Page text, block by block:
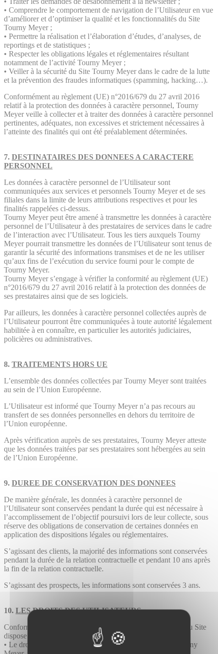
• Comprendre le comportement de navigation de l’Utilisateur en vue
d’améliorer et d’optimiser la qualité et les fonctionnalités du Site
Tourny Meyer ;
• Permettre la réalisation et l’élaboration d’études, d’analyses, de
reportings et de statistiques ;
• Respecter les obligations légales et réglementaires résultant
notamment de l’activité Tourny Meyer ;
• Veiller à la sécurité du Site Tourny Meyer dans le cadre de la lutte
et la prévention des fraudes informatiques (spamming, hacking…).
Conformément au règlement (UE) n°2016/679 du 27 avril 2016
relatif à la protection des données à caractère personnel, Tourny
Meyer veille à collecter et à traiter des données à caractère personnel
pertinentes, adéquates, non excessives et strictement nécessaires à
l’atteinte des finalités qui ont été préalablement déterminées.
7. DESTINATAIRES DES DONNEES A CARACTERE
PERSONNEL
Les données à caractère personnel de l’Utilisateur sont
communiquées aux services et personnels Tourny Meyer et de ses
filiales dans la limite de leurs attributions respectives et pour les
finalités rappelées ci-dessus.
Tourny Meyer peut être amené à transmettre les données à caractère
personnel de l’Utilisateur à des prestataires de services dans le cadre
de l’interaction avec l’Utilisateur. Tous les tiers auxquels Tourny
Meyer pourrait transmettre les données de l’Utilisateur sont tenus de
garantir la sécurité des informations transmises et de ne les utiliser
qu’aux fins de l’exécution du service fourni pour le compte de
Tourny Meyer.
Tourny Meyer s’engage à vérifier la conformité au règlement (UE)
n°2016/679 du 27 avril 2016 relatif à la protection des données de
ses prestataires ainsi que de ses logiciels.
Par ailleurs, les données à caractère personnel collectées auprès de
l’Utilisateur pourront être communiquées à toute autorité légalement
habilitée à en connaître, en particulier les autorités judiciaires,
policières ou administratives.
8. TRAITEMENTS HORS UE
L’ensemble des données collectées par Tourny Meyer sont traitées
au sein de l’Union Européenne.
L’Utilisateur est informé que Tourny Meyer n’a pas recours au
transfert de ses données personnelles en dehors du territoire de
l’Union européenne.
Après vérification auprès de ses prestataires, Tourny Meyer atteste
que les données traitées par ses prestataires sont hébergées au sein
de l’Union Européenne.
9. DUREE DE CONSERVATION DES DONNEES
De manière générale, les données à caractère personnel de
l’Utilisateur sont conservées pendant la durée qui est nécessaire à
l’accomplissement de l’objectif poursuivi lors de leur collecte, sous
réserve des obligations de conservation de certaines données en
application des dispositions légales ou réglementaires.
S’agissant des clients, la majorité des informations sont conservées
pendant la durée de la relation contractuelle et pendant 10 ans après
la fin de la relation contractuelle.
S’agissant des prospects, les informations sont conservées 3 ans.
10. LES DROITS DES UTILISATEURS
Conformément à la réglementation applicable, l’Utilisateur du Site
dispose de différents droits, à savoir :
• Le droit d’être informé : En tant qu’Utilisateur du Site Tourny